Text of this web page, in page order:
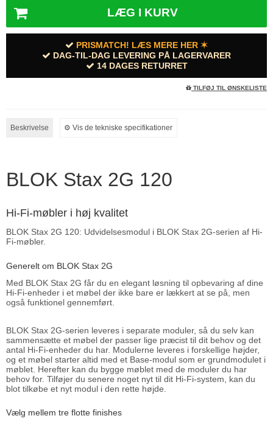
LÆG I KURV
PRISMATCH! LÆS MERE HER ✶
DAG-TIL-DAG LEVERING PÅ LAGERVARER
14 DAGES RETURRET
TILFØJ TIL ØNSKELISTE
Beskrivelse ⚙︎ Vis de tekniske specifikationer
BLOK Stax 2G 120
Hi-Fi-møbler i høj kvalitet
BLOK Stax 2G 120: Udvidelsesmodul i BLOK Stax 2G-serien af Hi-
Fi-møbler.
Generelt om BLOK Stax 2G
Med BLOK Stax 2G får du en elegant løsning til opbevaring af dine
Hi-Fi-enheder i et møbel der ikke bare er lækkert at se på, men
også funktionel gennemført.
BLOK Stax 2G-serien leveres i separate moduler, så du selv kan
sammensætte et møbel der passer lige præcist til dit behov og det
antal Hi-Fi-enheder du har. Modulerne leveres i forskellige højder,
og et møbel starter altid med et Base-modul som er grundmodulet i
møblet. Herefter kan du bygge møblet med de moduler du har
behov for. Tilføjer du senere noget nyt til dit Hi-Fi-system, kan du
blot tilkøbe et nyt modul i den rette højde.
Vælg mellem tre flotte finishes